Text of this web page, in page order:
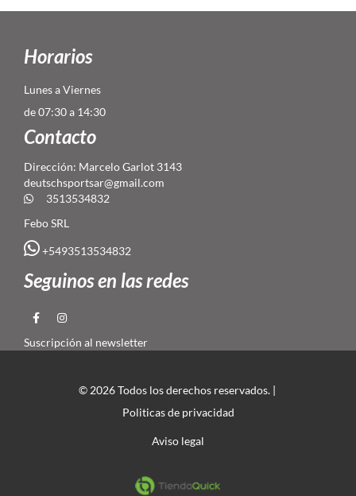
Horarios
Lunes a Viernes
de 07:30 a 14:30
Contacto
Dirección: Marcelo Garlot 3143
deutschsportsar@gmail.com
3513534832
Febo SRL
+5493513534832
Seguinos en las redes
Suscripción al newsletter
© 2026 Todos los derechos reservados. |
Politicas de privacidad
Aviso legal